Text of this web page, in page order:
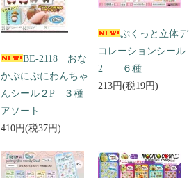
BE-2118 おな
かぷにぷにわんちゃ
んシール２P ３種
アソート
410円(税37円)
ぷくっと立体デ
コレーションシール
2 ６種
213円(税19円)